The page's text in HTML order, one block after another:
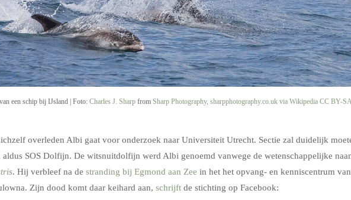
een schip bij IJsland | Foto: Charles J. Sharp from Sharp Photography, sharpphotography.co.uk via Wikipedia CC BY-SA
overleden Albi gaat voor onderzoek naar Universiteit Utrecht. Sectie zal duidelijk
aldus SOS Dolfijn. De witsnuitdolfijn werd Albi genoemd vanwege de wetenschappelijke
. Hij verbleef na de stranding bij Egmond aan Zee in het het opvang- en kenniscentrum van
Zijn dood komt daar keihard aan, schrijft de stichting op Facebook: